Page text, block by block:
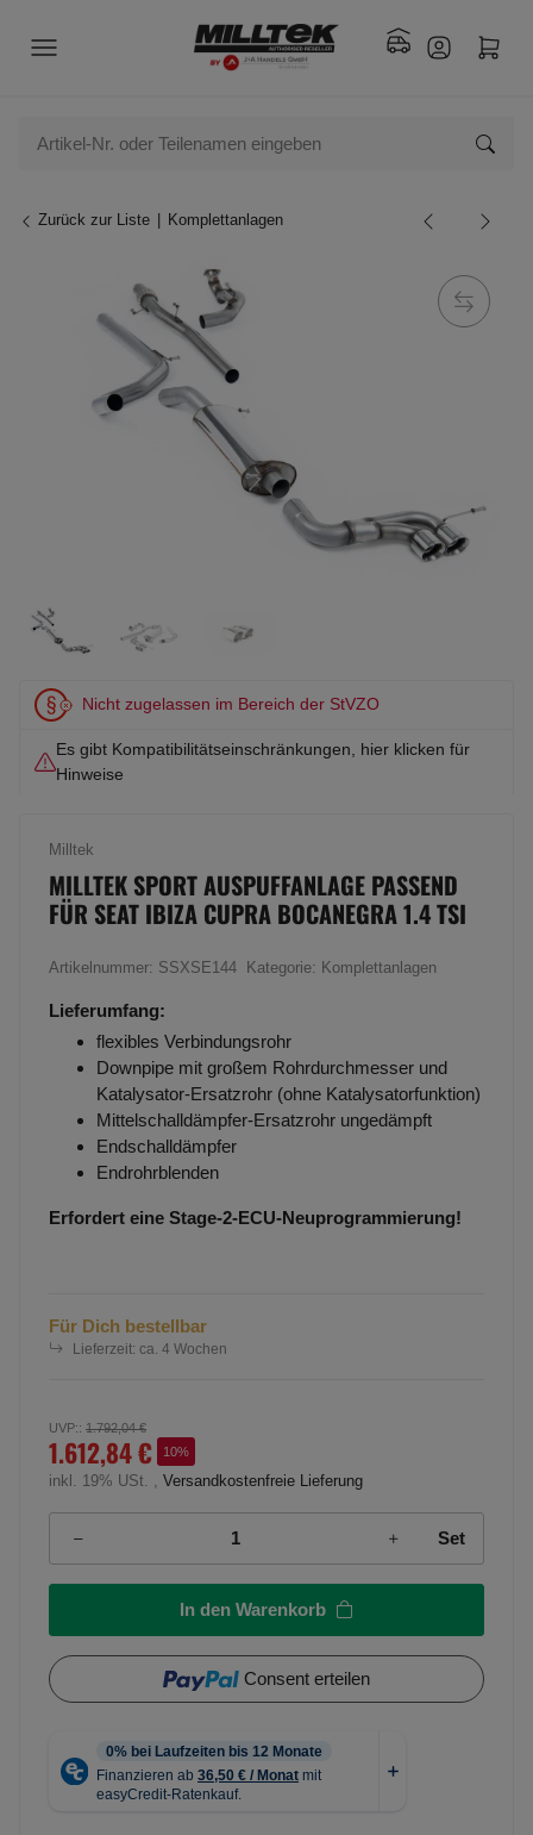
Zurück zur Liste Komplettanlagen
Nicht zugelassen im Bereich der StVZO
Es gibt Kompatibilitätseinschränkungen, hier klicken für
Hinweise
Milltek
MILLTEK SPORT AUSPUFFANLAGE PASSEND
FÜR SEAT IBIZA CUPRA BOCANEGRA 1.4 TSI
Artikelnummer: SSXSE144 Kategorie: Komplettanlagen
Lieferumfang:
flexibles Verbindungsrohr
Downpipe mit großem Rohrdurchmesser und
Katalysator-Ersatzrohr (ohne Katalysatorfunktion)
Mittelschalldämpfer-Ersatzrohr ungedämpft
Endschalldämpfer
Endrohrblenden
Erfordert eine Stage-2-ECU-Neuprogrammierung!
Für Dich bestellbar
Lieferzeit: ca. 4 Wochen
UVP:: 1.792,04 €
1.612,84 € 10%
inkl. 19% USt. , Versandkostenfreie Lieferung
Set
In den Warenkorb
Consent erteilen